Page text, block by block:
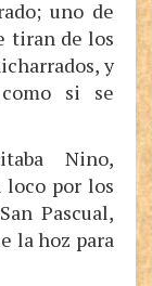
uno de
tiran de los
y
si se
Nino,
loco por los
Pascual,
la hoz para